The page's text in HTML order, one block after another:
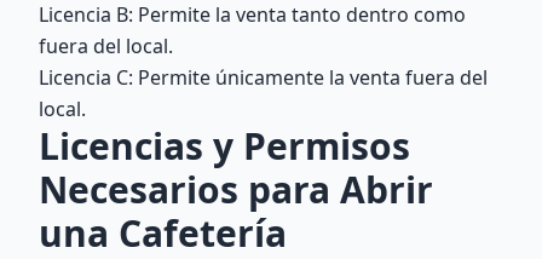
Licencia B: Permite la venta tanto dentro como
fuera del local.
Licencia C: Permite únicamente la venta fuera del
local.
Licencias y Permisos
Necesarios para Abrir
una Cafetería